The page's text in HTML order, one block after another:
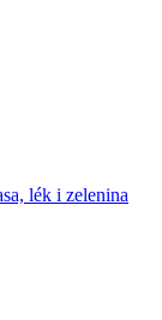
lék i zelenina